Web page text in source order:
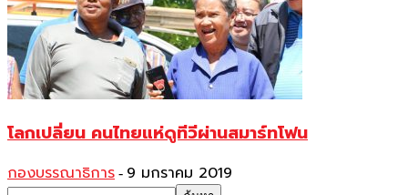
โลกเปลี่ยน คนไทยแห่ดูทีวีผ่านสมาร์ทโฟน
กองบรรณาธิการ - 9 มกราคม 2019